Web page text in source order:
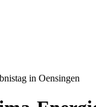
in Oensingen